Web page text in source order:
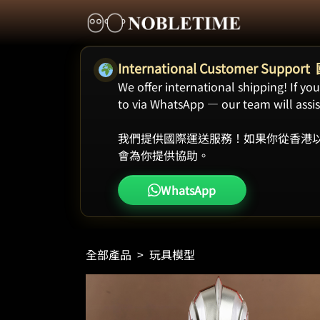
International Customer Support
We offer international shipping! If
to via WhatsApp — our team will
我們提供國際運送服務！如果你從香港
會為你提供協助。
WhatsApp
全部產品 > 玩具模型